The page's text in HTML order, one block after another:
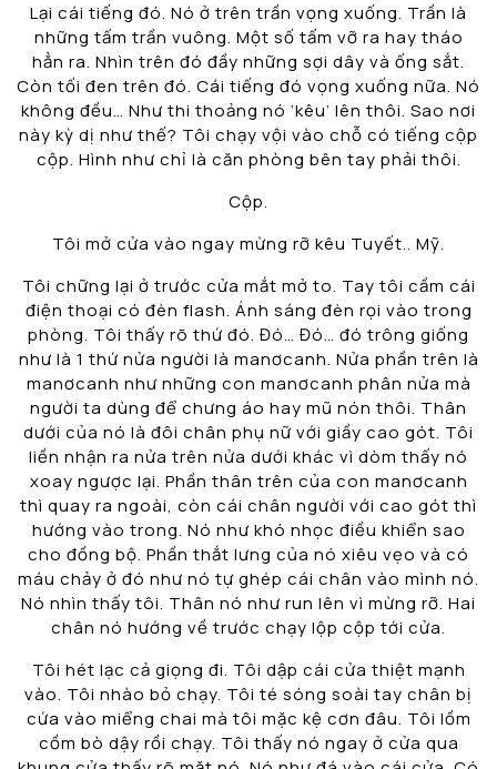
Lại cái tiếng đó. Nó ở trên trần vọng xuống. Trần là
những tấm trần vuông. Một số tấm vỡ ra hay tháo
hẳn ra. Nhìn trên đó đầy những sợi dây và ống sắt.
Còn tối đen trên đó. Cái tiếng đó vọng xuống nữa. Nó
không đều… Như thi thoảng nó ‘kêu’ lên thôi. Sao nơi
này kỳ dị như thế? Tôi chạy vội vào chỗ có tiếng cộp
cộp. Hình như chỉ là căn phòng bên tay phải thôi.
Cộp.
Tôi mở cửa vào ngay mừng rỡ kêu Tuyết.. Mỹ.
Tôi chững lại ở trước cửa mắt mở to. Tay tôi cầm cái
điện thoại có đèn flash. Ánh sáng đèn rọi vào trong
phòng. Tôi thấy rõ thứ đó. Đó… Đó… đó trông giống
như là 1 thứ nửa người là manơcanh. Nửa phần trên là
manơcanh như những con manơcanh phân nửa mà
người ta dùng để chưng áo hay mũ nón thôi. Thân
dưới của nó là đôi chân phụ nữ với giầy cao gót. Tôi
liền nhận ra nửa trên nửa dưới khác vì dòm thấy nó
xoay ngược lại. Phần thân trên của con manơcanh
thì quay ra ngoài, còn cái chân người với cao gót thì
hướng vào trong. Nó như khó nhọc điều khiển sao
cho đồng bộ. Phần thắt lưng của nó xiêu vẹo và có
máu chảy ở đó như nó tự ghép cái chân vào mình nó.
Nó nhìn thấy tôi. Thân nó như run lên vì mừng rỡ. Hai
chân nó hướng về trước chạy lộp cộp tới cửa.
Tôi hét lạc cả giọng đi. Tôi dập cái cửa thiệt mạnh
vào. Tôi nhào bỏ chạy. Tôi té sóng soài tay chân bị
cứa vào miểng chai mà tôi mặc kệ cơn đâu. Tôi lồm
cồm bò dậy rồi chạy. Tôi thấy nó ngay ở cửa qua